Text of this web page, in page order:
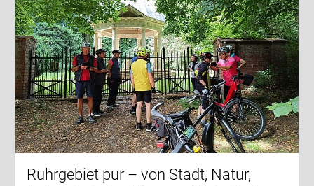
Ruhrgebiet pur – von Stadt, Natur,